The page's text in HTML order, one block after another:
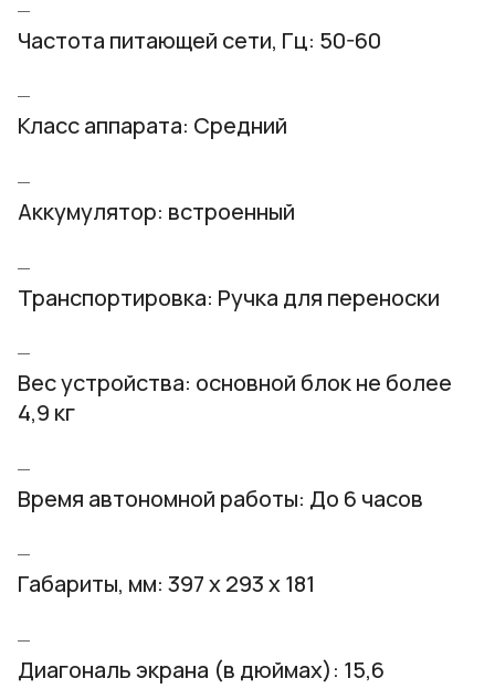
Частота питающей сети, Гц: 50-60
Класс аппарата: Средний
Аккумулятор: встроенный
Транспортировка: Ручка для переноски
Вес устройства: основной блок не более
4,9 кг
Время автономной работы: До 6 часов
Габариты, мм: 397 х 293 х 181
Диагональ экрана (в дюймах): 15,6